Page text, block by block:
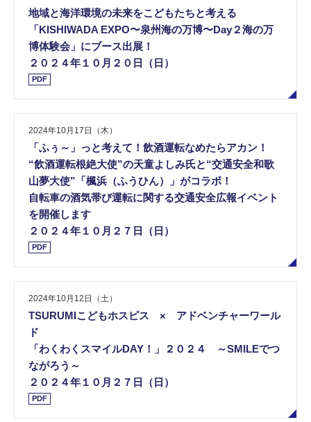
地域と海洋環境の未来をこどもたちと考える
「KISHIWADA EXPO〜泉州海の万博〜Day２海の万
博体験会」にブース出展！
２０２４年１０月２０日（日）
PDF
2024年10月17日（木）
「ふぅ～」っと考えて！飲酒運転なめたらアカン！
“飲酒運転根絶大使”の天童よしみ氏と“交通安全和歌
山夢大使”「楓浜（ふうひん）」がコラボ！
自転車の酒気帯び運転に関する交通安全広報イベント
を開催します
２０２４年１０月２７日（日）
PDF
2024年10月12日（土）
TSURUMIこどもホスピス × アドベンチャーワール
ド
「わくわくスマイルDAY！」２０２４ ～SMILEでつ
ながろう～
２０２４年１０月２７日（日）
PDF